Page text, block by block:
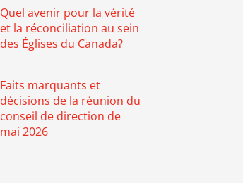
Quel avenir pour la vérité
et la réconciliation au sein
des Églises du Canada?
Faits marquants et
décisions de la réunion du
conseil de direction de
mai 2026